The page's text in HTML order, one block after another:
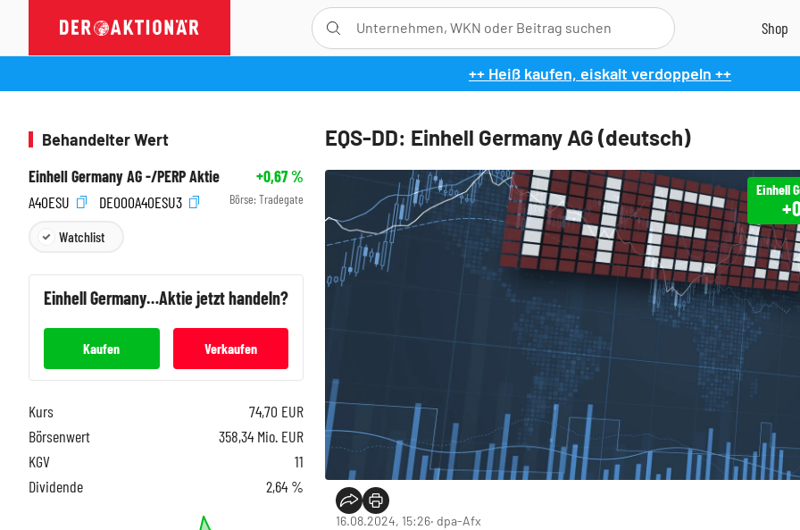
++ Heiß kaufen, eiskalt verdoppeln ++
EQS-DD: Einhell Germany AG (deutsch)
16.08.2024, 15:26‧ dpa-Afx
Behandelter Wert
Einhell Germany AG -/PERP Aktie
+0,67%
A40ESU
DE000A40ESU3 Börse: Tradegate
Watchlist
Einhell Germany AG -/PERPAktie jetzt handeln?
Kaufen Verkaufen
Kurs 74,70 EUR
Börsenwert
358,34 Mio. EUR
KGV
11
Dividende
2,64 %